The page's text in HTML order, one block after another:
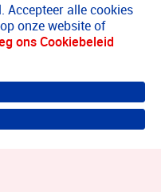
Accepteer alle cookies
onze website of
ons Cookiebeleid